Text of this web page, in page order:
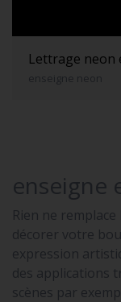
Lettrage neon
enseigne neon
enseigne
Rien ne remplace
décorer votre
expression
des applications
scènes par